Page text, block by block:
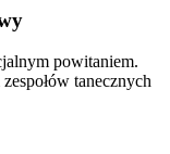
powitaniem.
tanecznych